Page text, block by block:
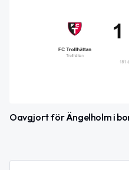
Oavgjort för Ängelholm i